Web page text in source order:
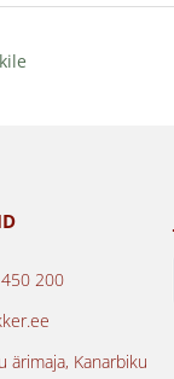
kile
200
ärimaja, Kanarbiku